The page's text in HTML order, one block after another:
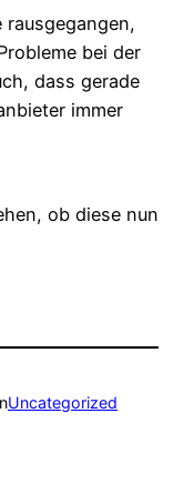
bei der
dass gerade
immer
ob diese nun
Uncategorized